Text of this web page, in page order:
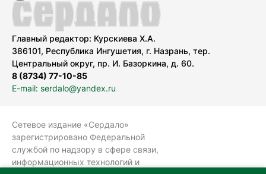
Главный редактор: Курскиева Х.А.
386101, Республика Ингушетия, г. Назрань, тер.
Центральный округ, пр. И. Базоркина, д. 60.
8 (8734) 77-10-85
E-mail: serdalo@yandex.ru
Сетевое издание «Сердало»
зарегистрировано Федеральной
службой по надзору в сфере связи,
информационных технологий и